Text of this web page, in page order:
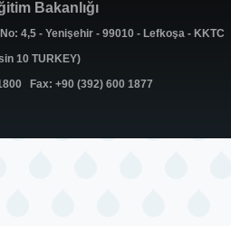
Bakanlığı
4,5 - Yenişehir - 99010 - Lefkoşa - KKTC
10 TURKEY)
Fax: +90 (392) 600 1877